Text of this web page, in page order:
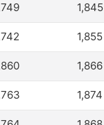
1,845
1,855
1,866
1,874